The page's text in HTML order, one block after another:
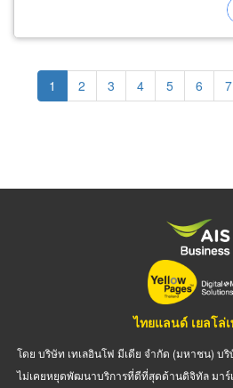
Pagination
Current
page
1 Page
2 Page
3 Page
4 Page
5 Page
6 7
ไทยแลนด์ เยลโล่เ
โดย บริษัท เทเลอินโฟ มีเดีย จำกัด (มหาชน) บริ
ไม่เคยหยุดพัฒนาบริการที่ดีที่สุดด้านดิจิทัล มาร์